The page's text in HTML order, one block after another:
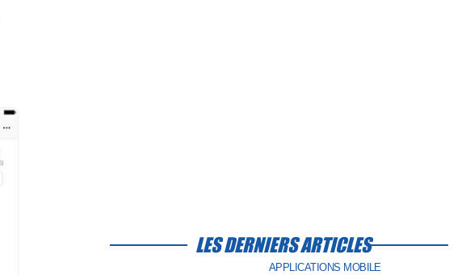
LES DERNIERS ARTICLES
APPLICATIONS MOBILE